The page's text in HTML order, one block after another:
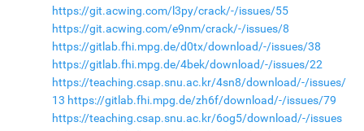
https://git.acwing.com/l3py/crack/-/issues/55
https://git.acwing.com/e9nm/crack/-/issues/8
https://gitlab.fhi.mpg.de/d0tx/download/-/issues/38
https://gitlab.fhi.mpg.de/4bek/download/-/issues/22
https://teaching.csap.snu.ac.kr/4sn8/download/-/issues/
13 https://gitlab.fhi.mpg.de/zh6f/download/-/issues/79
https://teaching.csap.snu.ac.kr/6og5/download/-/issues